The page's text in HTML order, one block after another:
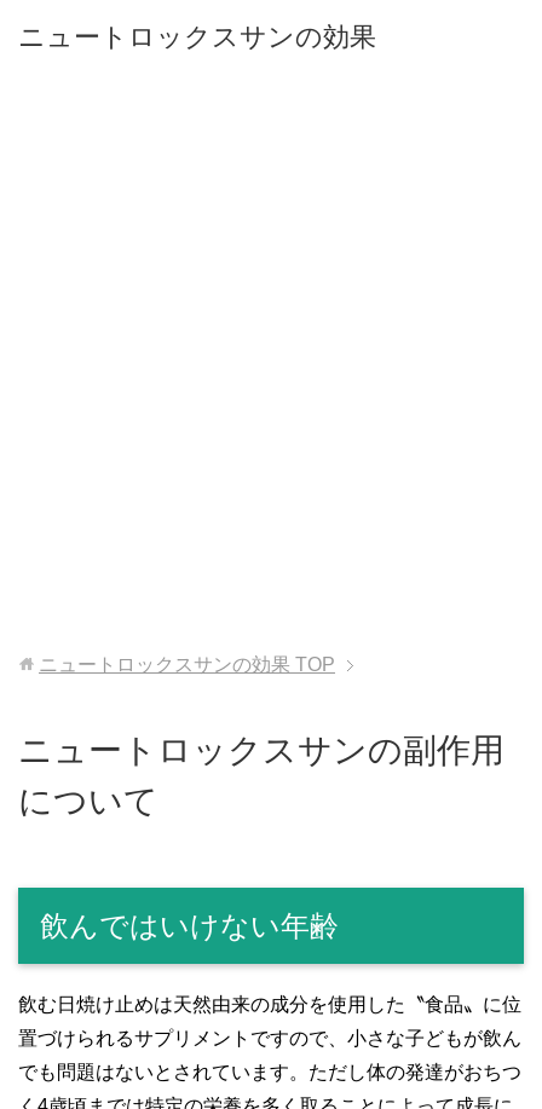
ニュートロックスサンの効果
ニュートロックスサンの効果 TOP
ニュートロックスサンの副作用
について
飲んではいけない年齢
飲む日焼け止めは天然由来の成分を使用した〝食品〟に位
置づけられるサプリメントですので、小さな子どもが飲ん
でも問題はないとされています。ただし体の発達がおちつ